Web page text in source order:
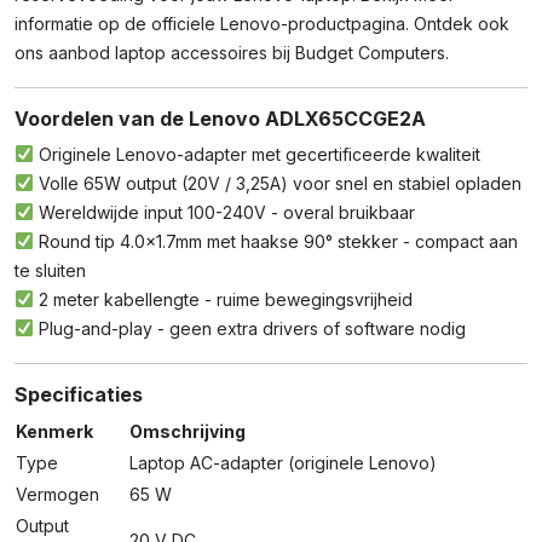
informatie op de officiele Lenovo-productpagina. Ontdek ook
ons aanbod laptop accessoires bij Budget Computers.
Voordelen van de Lenovo ADLX65CCGE2A
Originele Lenovo-adapter met gecertificeerde kwaliteit
Volle 65W output (20V / 3,25A) voor snel en stabiel opladen
Wereldwijde input 100-240V - overal bruikbaar
Round tip 4.0×1.7mm met haakse 90° stekker - compact aan
te sluiten
2 meter kabellengte - ruime bewegingsvrijheid
Plug-and-play - geen extra drivers of software nodig
Specificaties
Kenmerk
Omschrijving
Type
Laptop AC-adapter (originele Lenovo)
Vermogen
65 W
Output